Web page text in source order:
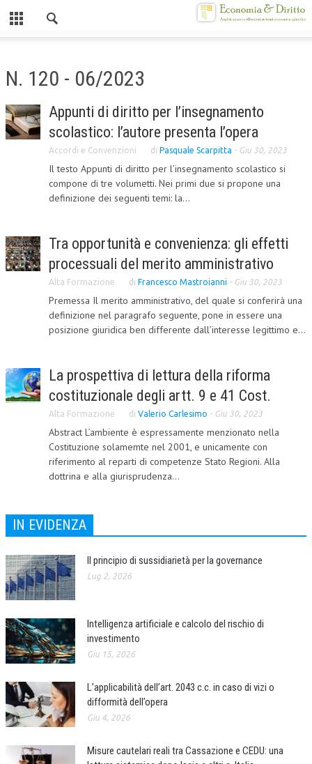
CHI SIAMO
MISSION
CENTRO STUDI
ATTO COSTITUTIVO E STATUTO
OBIETTIVI
DIREZIONE SCIENTIFICA
ALTA FORMAZIONE
CORSI CE.S.E.D.
DIVENTA SOCIO
BROCHURE CE.S.E.D.
LA RIVISTA
COMITATO EDITORIALE
PEER REVIEW
CODICE ETICO
AUTORI
COLLABORA CON NOI
CORPORATE SOCIAL RESPONSIBILITY
ECONOMIA DELL’ARTE
INTERNAZIONALIZZAZIONE
N. 120 - 06/2023
Appunti di diritto per l’insegnamento
scolastico: l’autore presenta l’opera
Accordi e Convenzioni di Pasquale Scarpitta - Giu 30, 2023
Il testo Appunti di diritto per l’insegnamento scolastico si
compone di tre volumetti. Nei primi due si propone una
definizione dei seguenti temi: la...
Tra opportunità e convenienza: gli effetti
processuali del merito amministrativo
Alta Formazione di Francesco Mastroianni - Giu 30, 2023
Premessa Il merito amministrativo, del quale si conferirà una
definizione nel paragrafo seguente, pone in essere una
posizione giuridica ben differente dall’interesse legittimo e...
La prospettiva di lettura della riforma
costituzionale degli artt. 9 e 41 Cost.
Alta Formazione di Valerio Carlesimo - Giu 30, 2023
Abstract L’ambiente è espressamente menzionato nella
Costituzione solamemte nel 2001, e unicamente con
riferimento al reparti di competenze Stato Regioni. Alla
dottrina e alla giurisprudenza...
IN EVIDENZA
Il principio di sussidiarietà per la governance
Lug 2, 2026
Intelligenza artificiale e calcolo del rischio di
investimento
Giu 15, 2026
L’applicabilità dell’art. 2043 c.c. in caso di vizi o
difformità dell’opera
Giu 4, 2026
Misure cautelari reali tra Cassazione e CEDU: una